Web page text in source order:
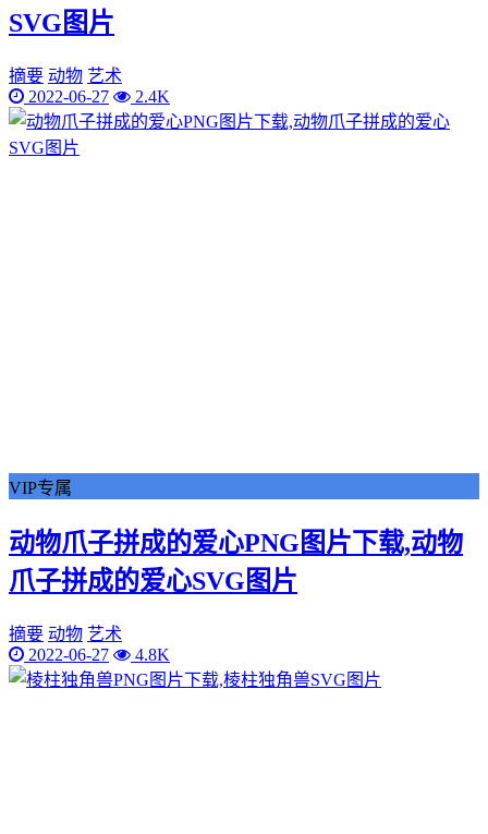
SVG图片
摘要 动物 艺术
2022-06-27
2.4K
VIP专属
动物爪子拼成的爱心PNG图片下载,动物
爪子拼成的爱心SVG图片
摘要 动物 艺术
2022-06-27
4.8K